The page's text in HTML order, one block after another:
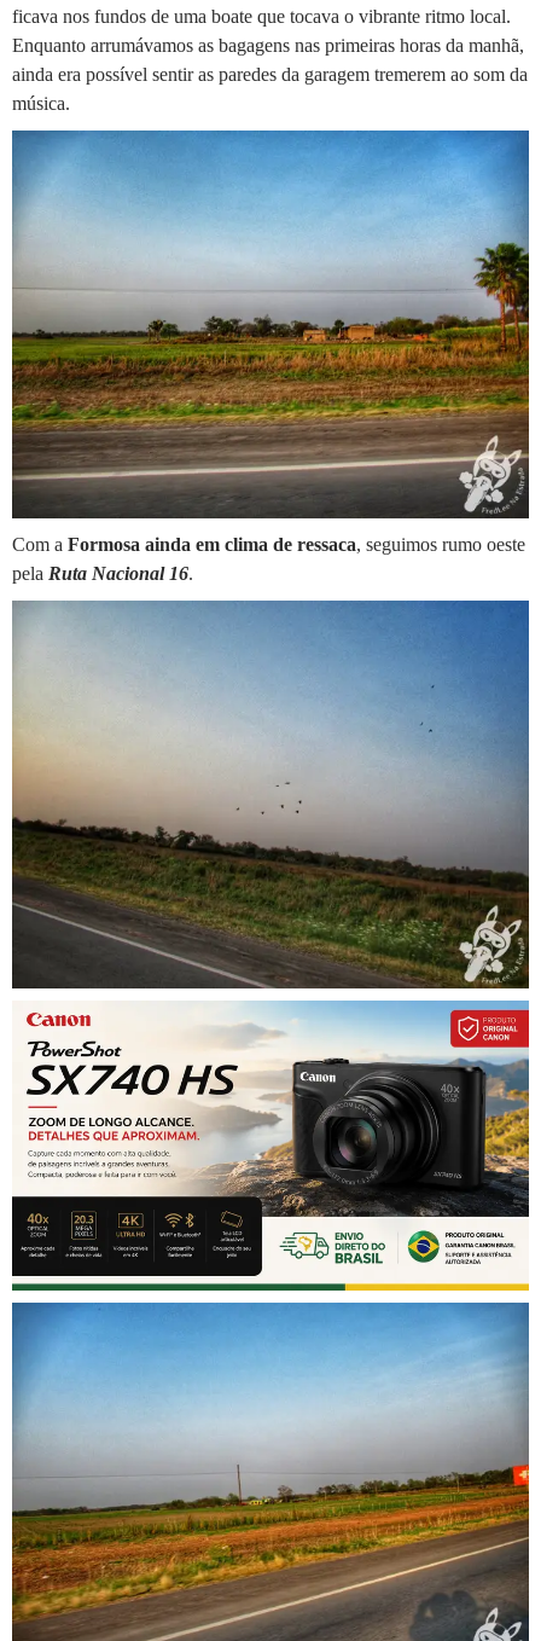
ficava nos fundos de uma boate que tocava o vibrante ritmo local.
Enquanto arrumávamos as bagagens nas primeiras horas da manhã,
ainda era possível sentir as paredes da garagem tremerem ao som da
música.
Com a Formosa ainda em clima de ressaca, seguimos rumo oeste
pela Ruta Nacional 16.